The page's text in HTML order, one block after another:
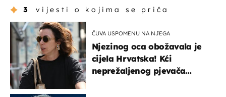
3 vijesti o kojima se priča
ČUVA USPOMENU NA NJEGA
Njezinog oca obožavala je
cijela Hrvatska! Kći
neprežaljenog pjevača